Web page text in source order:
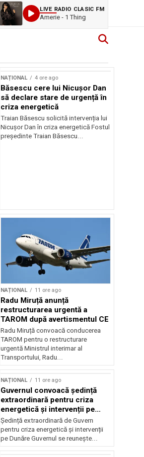
LIVE RADIO CLASIC FM
Amerie - 1 Thing
NAȚIONAL 4 ore ago
Băsescu cere lui Nicușor Dan
să declare stare de urgență în
criza energetică
Traian Băsescu solicită intervenția lui
Nicușor Dan în criza energetică Fostul
președinte Traian Băsescu...
NAȚIONAL 11 ore ago
Radu Miruță anunță
restructurarea urgentă a
TAROM după avertismentul CE
Radu Miruță convoacă conducerea
TAROM pentru o restructurare
urgentă Ministrul interimar al
Transportului, Radu...
NAȚIONAL 11 ore ago
Guvernul convoacă ședință
extraordinară pentru criza
energetică și intervenții pe
Dunăre
Ședință extraordinară de Guvern
pentru criza energetică și intervenții
pe Dunăre Guvernul se reunește...